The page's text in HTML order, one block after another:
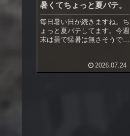
暑くてちょっと夏バテ。
毎日暑い日が続きますね。ち
ょっと夏バテしてます。今週
末は曇で猛暑は無さそうです
の可能性もありちょっと心配
ではあります。暑さもあり、
2026.07.24